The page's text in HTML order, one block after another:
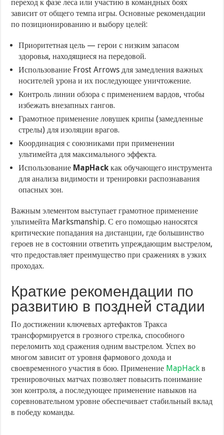
переход к фазе леса или участию в командных боях
зависит от общего темпа игры. Основные рекомендации
по позиционированию и выбору целей:
Приоритетная цель — герои с низким запасом
здоровья, находящиеся на передовой.
Использование Frost Arrows для замедления важных
носителей урона и их последующее уничтожение.
Контроль линии обзора с применением вардов, чтобы
избежать внезапных гангов.
Грамотное применение ловушек крипы (замедленные
стрелы) для изоляции врагов.
Координация с союзниками при применении
ультимейта для максимального эффекта.
Использование MapHack как обучающего инструмента
для анализа видимости и тренировки распознавания
опасных зон.
Важным элементом выступает грамотное применение
ультимейта Marksmanship. С его помощью наносятся
критические попадания на дистанции, где большинство
героев не в состоянии ответить упреждающим выстрелом,
что предоставляет преимущество при сражениях в узких
проходах.
Краткие рекомендации по
развитию в поздней стадии
По достижении ключевых артефактов Тракса
трансформируется в грозного стрелка, способного
переломить ход сражения одним выстрелом. Успех во
многом зависит от уровня фармового дохода и
своевременного участия в бою. Применение MapHack в
тренировочных матчах позволяет повысить понимание
зон контроля, а последующее применение навыков на
соревновательном уровне обеспечивает стабильный вклад
в победу команды.